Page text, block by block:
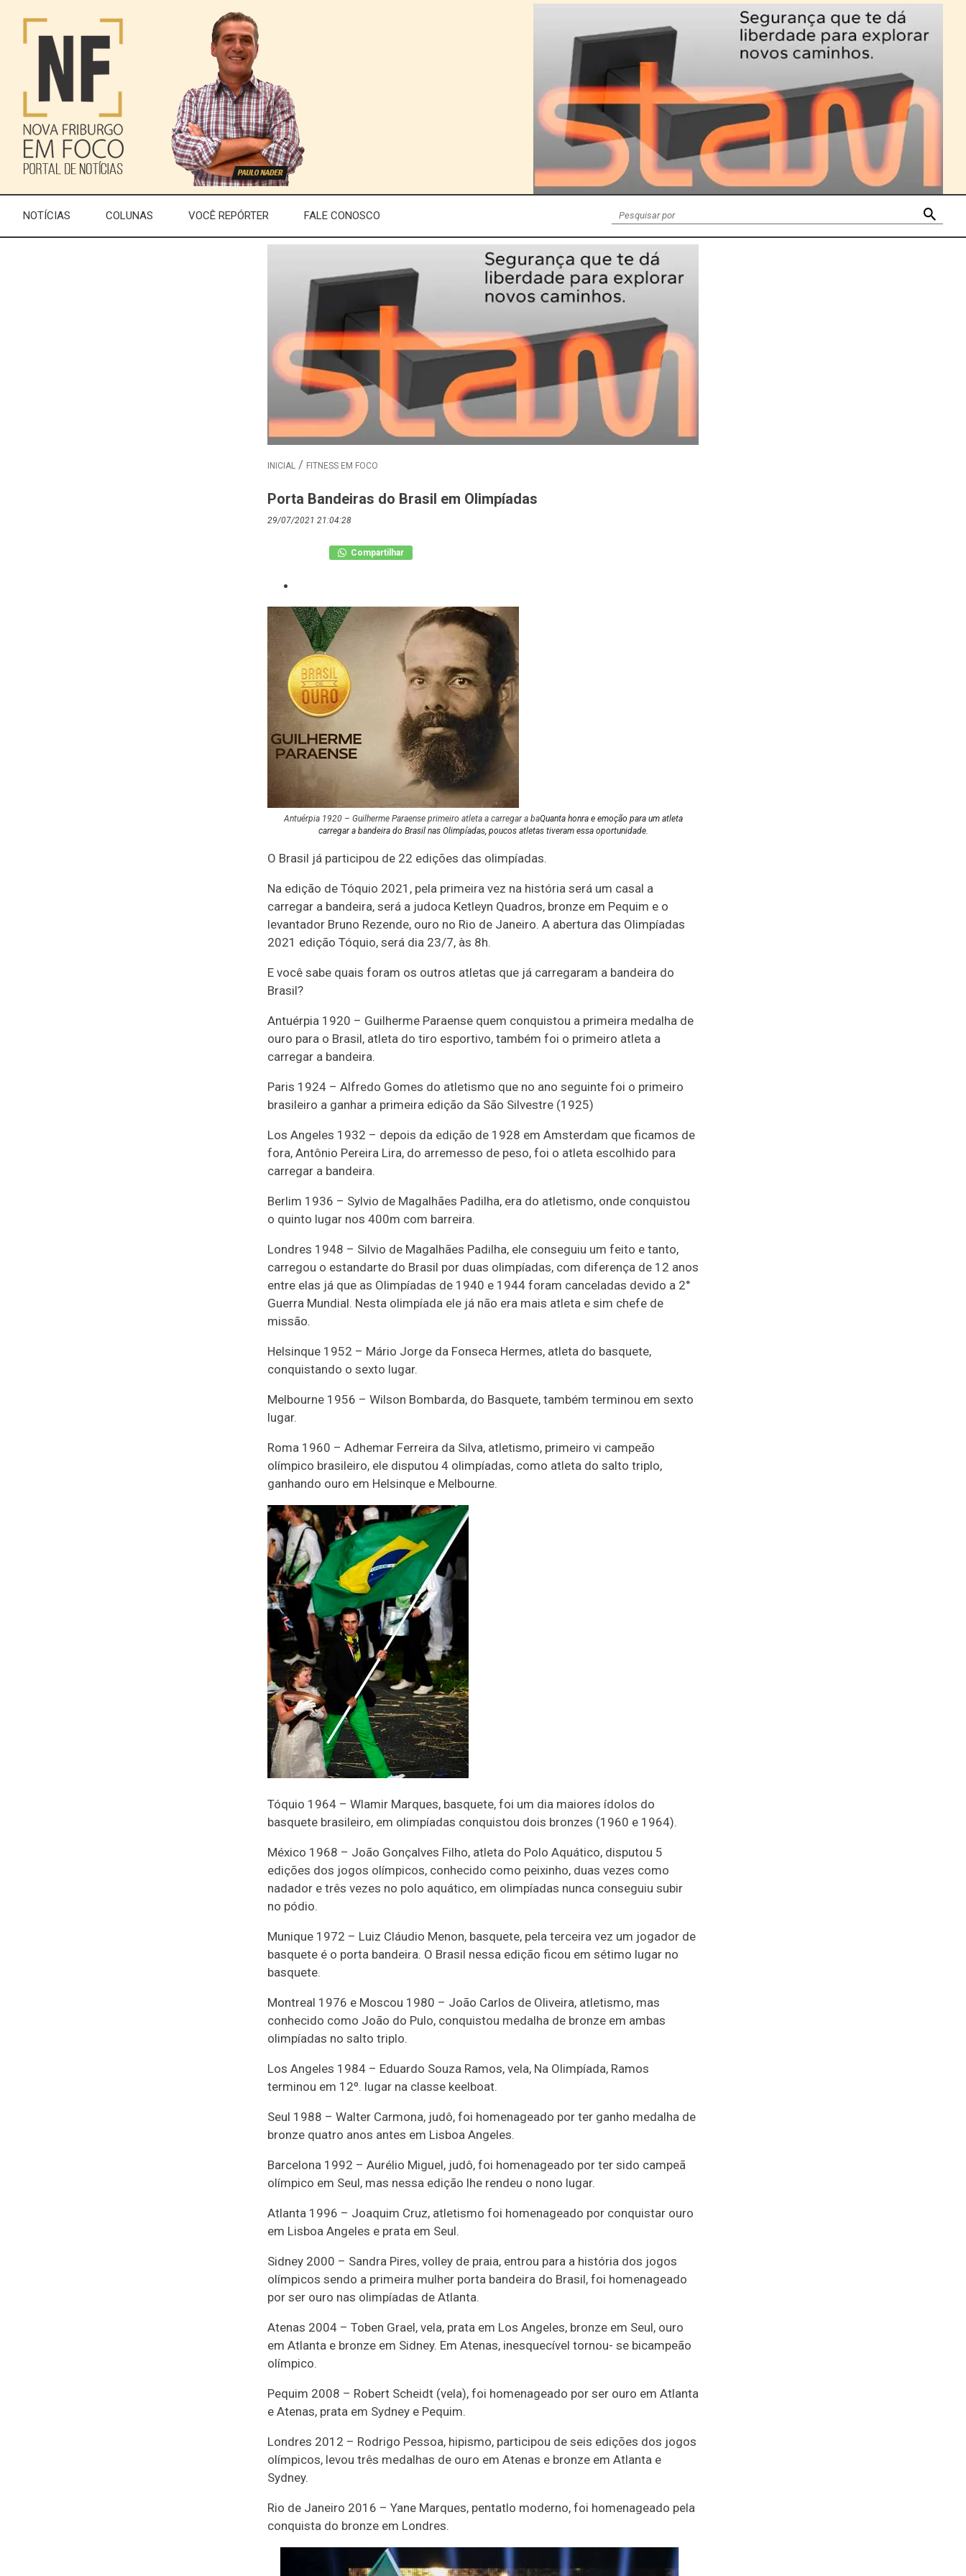
NOTÍCIAS COLUNAS VOCÊ REPÓRTER FALE CONOSCO
INICIAL FITNESS EM FOCO
Porta Bandeiras do Brasil em Olimpíadas
29/07/2021 21:04:28
Compartilhar
Antuérpia 1920 – Guilherme Paraense primeiro atleta a carregar a baQuanta honra e emoção para um atleta
carregar a bandeira do Brasil nas Olimpíadas, poucos atletas tiveram essa oportunidade.
O Brasil já participou de 22 edições das olimpíadas.
Na edição de Tóquio 2021, pela primeira vez na história será um casal a
carregar a bandeira, será a judoca Ketleyn Quadros, bronze em Pequim e o
levantador Bruno Rezende, ouro no Rio de Janeiro. A abertura das Olimpíadas
2021 edição Tóquio, será dia 23/7, às 8h.
E você sabe quais foram os outros atletas que já carregaram a bandeira do
Brasil?
Antuérpia 1920 – Guilherme Paraense quem conquistou a primeira medalha de
ouro para o Brasil, atleta do tiro esportivo, também foi o primeiro atleta a
carregar a bandeira.
Paris 1924 – Alfredo Gomes do atletismo que no ano seguinte foi o primeiro
brasileiro a ganhar a primeira edição da São Silvestre (1925)
Los Angeles 1932 – depois da edição de 1928 em Amsterdam que ficamos de
fora, Antônio Pereira Lira, do arremesso de peso, foi o atleta escolhido para
carregar a bandeira.
Berlim 1936 – Sylvio de Magalhães Padilha, era do atletismo, onde conquistou
o quinto lugar nos 400m com barreira.
Londres 1948 – Silvio de Magalhães Padilha, ele conseguiu um feito e tanto,
carregou o estandarte do Brasil por duas olimpíadas, com diferença de 12 anos
entre elas já que as Olimpíadas de 1940 e 1944 foram canceladas devido a 2°
Guerra Mundial. Nesta olimpíada ele já não era mais atleta e sim chefe de
missão.
Helsinque 1952 – Mário Jorge da Fonseca Hermes, atleta do basquete,
conquistando o sexto lugar.
Melbourne 1956 – Wilson Bombarda, do Basquete, também terminou em sexto
lugar.
Roma 1960 – Adhemar Ferreira da Silva, atletismo, primeiro vi campeão
olímpico brasileiro, ele disputou 4 olimpíadas, como atleta do salto triplo,
ganhando ouro em Helsinque e Melbourne.
Tóquio 1964 – Wlamir Marques, basquete, foi um dia maiores ídolos do
basquete brasileiro, em olimpíadas conquistou dois bronzes (1960 e 1964).
México 1968 – João Gonçalves Filho, atleta do Polo Aquático, disputou 5
edições dos jogos olímpicos, conhecido como peixinho, duas vezes como
nadador e três vezes no polo aquático, em olimpíadas nunca conseguiu subir
no pódio.
Munique 1972 – Luiz Cláudio Menon, basquete, pela terceira vez um jogador de
basquete é o porta bandeira. O Brasil nessa edição ficou em sétimo lugar no
basquete.
Montreal 1976 e Moscou 1980 – João Carlos de Oliveira, atletismo, mas
conhecido como João do Pulo, conquistou medalha de bronze em ambas
olimpíadas no salto triplo.
Los Angeles 1984 – Eduardo Souza Ramos, vela, Na Olimpíada, Ramos
terminou em 12º. lugar na classe keelboat.
Seul 1988 – Walter Carmona, judô, foi homenageado por ter ganho medalha de
bronze quatro anos antes em Lisboa Angeles.
Barcelona 1992 – Aurélio Miguel, judô, foi homenageado por ter sido campeã
olímpico em Seul, mas nessa edição lhe rendeu o nono lugar.
Atlanta 1996 – Joaquim Cruz, atletismo foi homenageado por conquistar ouro
em Lisboa Angeles e prata em Seul.
Sidney 2000 – Sandra Pires, volley de praia, entrou para a história dos jogos
olímpicos sendo a primeira mulher porta bandeira do Brasil, foi homenageado
por ser ouro nas olimpíadas de Atlanta.
Atenas 2004 – Toben Grael, vela, prata em Los Angeles, bronze em Seul, ouro
em Atlanta e bronze em Sidney. Em Atenas, inesquecível tornou- se bicampeão
olímpico.
Pequim 2008 – Robert Scheidt (vela), foi homenageado por ser ouro em Atlanta
e Atenas, prata em Sydney e Pequim.
Londres 2012 – Rodrigo Pessoa, hipismo, participou de seis edições dos jogos
olímpicos, levou três medalhas de ouro em Atenas e bronze em Atlanta e
Sydney.
Rio de Janeiro 2016 – Yane Marques, pentatlo moderno, foi homenageado pela
conquista do bronze em Londres.